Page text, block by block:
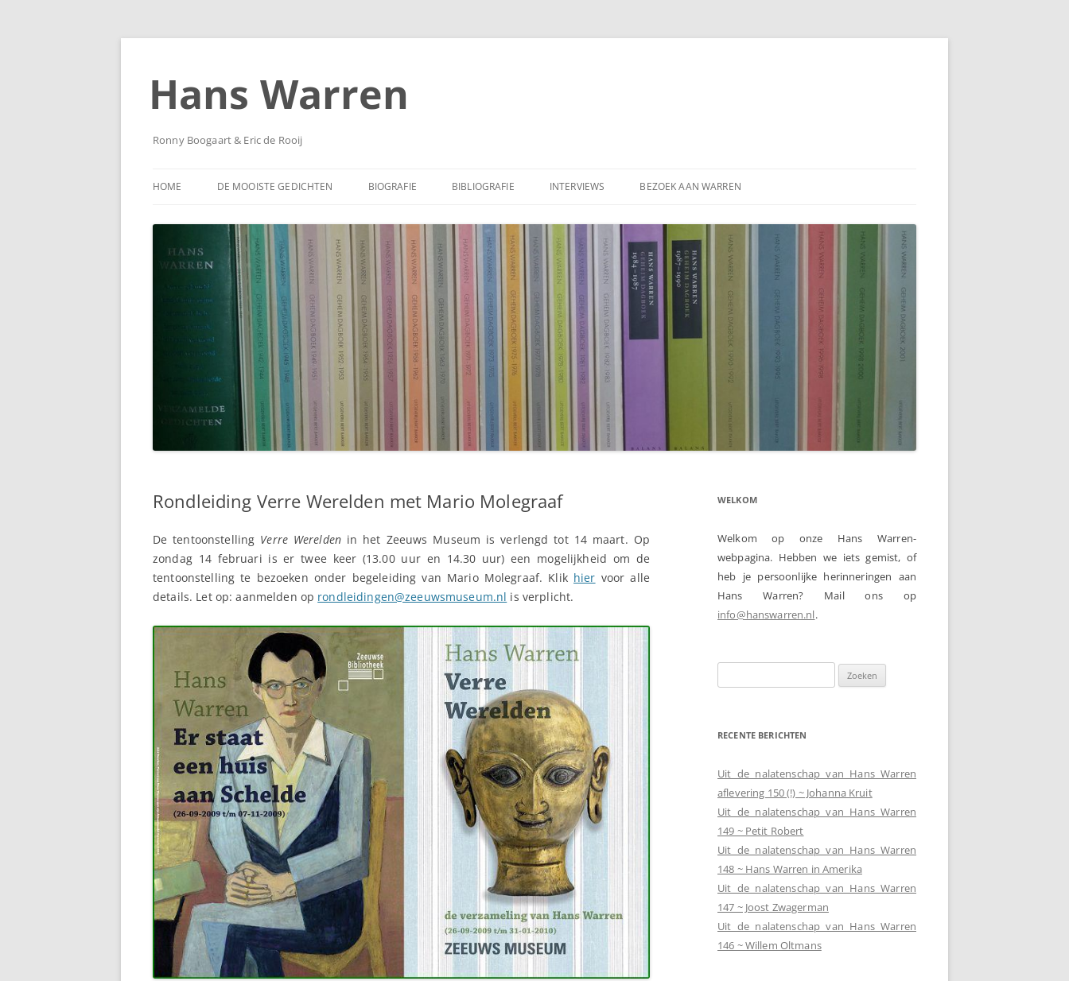
Ga
Hans Warren
Ronny Boogaart & Eric de Rooij
HOME DE MOOISTE GEDICHTEN BIOGRAFIE BIBLIOGRAFIE INTERVIEWS BEZOEK AAN WARREN
Rondleiding Verre Werelden met Mario Molegraaf
De tentoonstelling Verre Werelden in het Zeeuws Museum is verlengd tot 14 maart. Op
zondag 14 februari is er twee keer (13.00 uur en 14.30 uur) een mogelijkheid om de
tentoonstelling te bezoeken onder begeleiding van Mario Molegraaf. Klik hier voor alle
details. Let op: aanmelden op rondleidingen@zeeuwsmuseum.nl is verplicht.
WELKOM
Welkom op onze Hans Warren-
webpagina. Hebben we iets gemist, of
heb je persoonlijke herinneringen aan
Hans Warren? Mail ons op
info@hanswarren.nl.
naar:
RECENTE BERICHTEN
Uit de nalatenschap van Hans Warren
aflevering 150 (!) ~ Johanna Kruit
Uit de nalatenschap van Hans Warren
149 ~ Petit Robert
Uit de nalatenschap van Hans Warren
148 ~ Hans Warren in Amerika
Uit de nalatenschap van Hans Warren
147 ~ Joost Zwagerman
Uit de nalatenschap van Hans Warren
146 ~ Willem Oltmans